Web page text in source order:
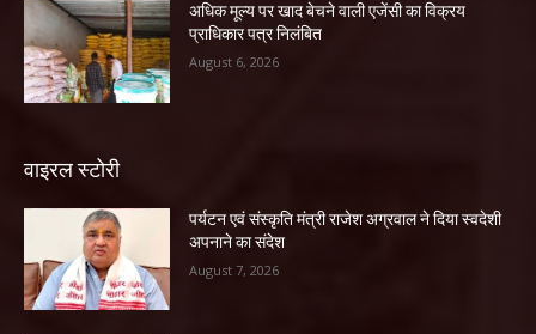
अधिक मूल्य पर खाद बेचने वाली एजेंसी का विक्रय
प्राधिकार पत्र निलंबित
August 6, 2026
वाइरल स्टोरी
पर्यटन एवं संस्कृति मंत्री राजेश अग्रवाल ने दिया स्वदेशी
अपनाने का संदेश
August 7, 2026